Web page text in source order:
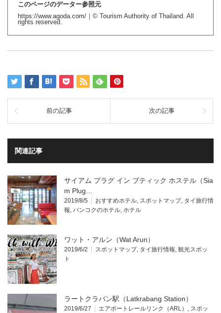
このページのデーター参照元
https://www.agoda.com/ ｜© Tourism Authority of Thailand. All
rights reserved.
前の記事 次の記事
関連記事
サイアム プラグ イン ブティック ホステル（Sia
m Plug…
2019/8/5 おすすめホテル, スポットマップ, タイ旅行情
報, バンコクのホテル, ホテル
ワット・アルン（Wat Arun）
2019/6/2 スポットマップ, タイ旅行情報, 観光スポッ
ト
ラートクラバン駅（Latkrabang Station）
2019/6/27 エアポートレールリンク（ARL） , スポッ